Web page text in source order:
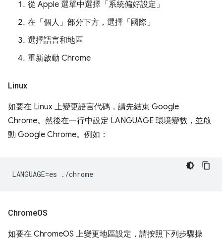
從 Apple 選單中選擇「系統偏好設定」
在「個人」 部分下方，選擇「國際」
選擇語言和地區
重新啟動 Chrome
Linux
如要在 Linux 上變更語言代碼，請先結束 Google
Chrome。然後在一行中設定 LANGUAGE 環境變數，並啟
動 Google Chrome。例如：
ChromeOS
如要在 ChromeOS 上變更地區設定，請按照下列步驟操